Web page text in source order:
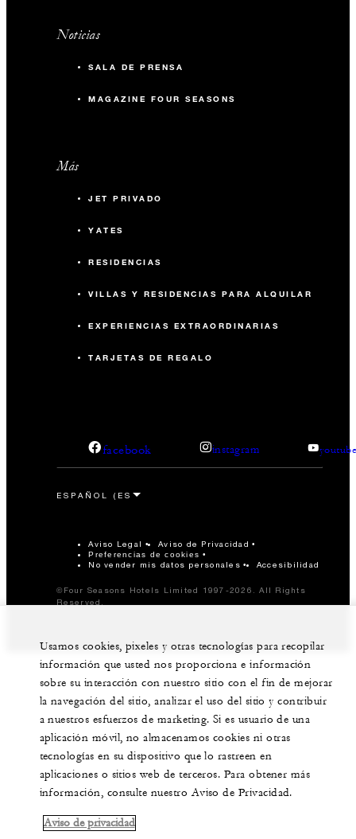
Noticias
SALA DE PRENSA
MAGAZINE FOUR SEASONS
Más
JET PRIVADO
YATES
RESIDENCIAS
VILLAS Y RESIDENCIAS PARA ALQUILAR
EXPERIENCIAS EXTRAORDINARIAS
TARJETAS DE REGALO
facebook instagram
Aviso Legal Aviso de Privacidad
Preferencias de cookies
No vender mis datos personales Accesibilidad
©Four Seasons Hotels Limited 1997-2026. All Rights
Reserved.
Usamos cookies, pixeles y otras tecnologías para recopilar
información que usted nos proporciona e información
sobre su interacción con nuestro sitio con el fin de mejorar
la navegación del sitio, analizar el uso del sitio y contribuir
a nuestros esfuerzos de marketing. Si es usuario de una
aplicación móvil, no almacenamos cookies ni otras
tecnologías en su dispositivo que lo rastreen en
aplicaciones o sitios web de terceros. Para obtener más
información, consulte nuestro Aviso de Privacidad.
Aviso de privacidad